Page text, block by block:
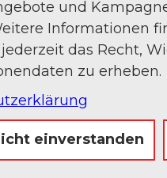
und
Informationen
das Recht,
zu erheben.
einverstanden